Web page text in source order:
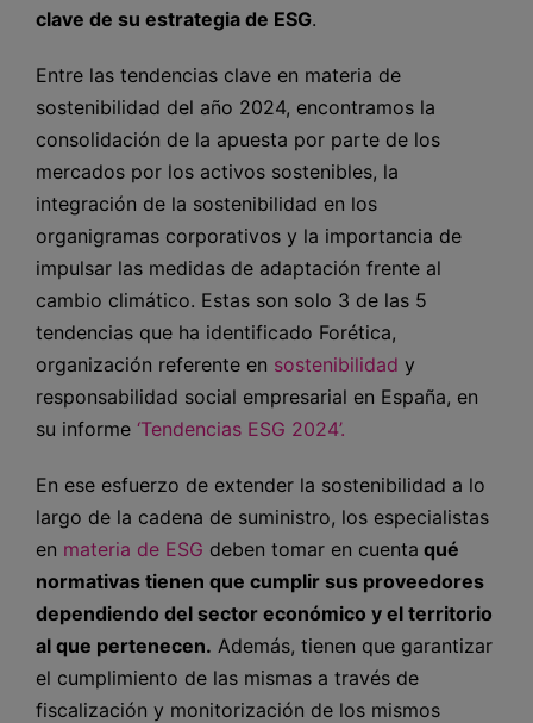
clave de su estrategia de ESG.
Entre las tendencias clave en materia de
sostenibilidad del año 2024, encontramos la
consolidación de la apuesta por parte de los
mercados por los activos sostenibles, la
integración de la sostenibilidad en los
organigramas corporativos y la importancia de
impulsar las medidas de adaptación frente al
cambio climático. Estas son solo 3 de las 5
tendencias que ha identificado Forética,
organización referente en sostenibilidad y
responsabilidad social empresarial en España, en
su informe ‘Tendencias ESG 2024’.
En ese esfuerzo de extender la sostenibilidad a lo
largo de la cadena de suministro, los especialistas
en materia de ESG deben tomar en cuenta qué
normativas tienen que cumplir sus proveedores
dependiendo del sector económico y el territorio
al que pertenecen. Además, tienen que garantizar
el cumplimiento de las mismas a través de
fiscalización y monitorización de los mismos